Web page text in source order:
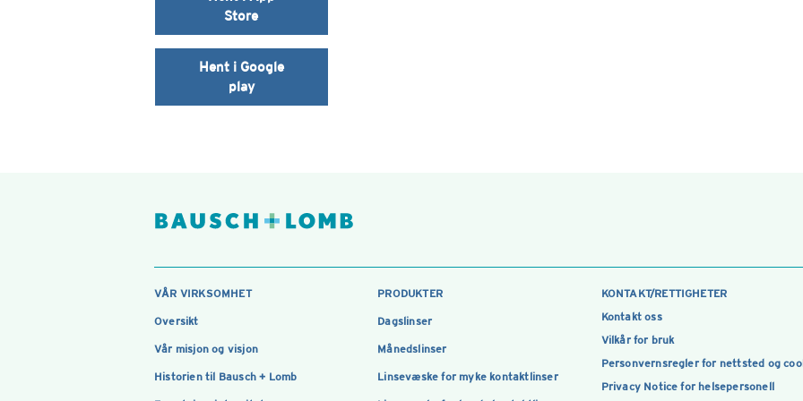
Store
Hent i Google
play
VÅR VIRKSOMHET
Oversikt
Vår misjon og visjon
Historien til Bausch + Lomb
PRODUKTER
Dagslinser
Månedslinser
Linsevæske for myke kontaktlinser
KONTAKT/RETTIGHETER
Kontakt oss
Vilkår for bruk
Personvernsregler for nettsted og
Privacy Notice for helsepersonell